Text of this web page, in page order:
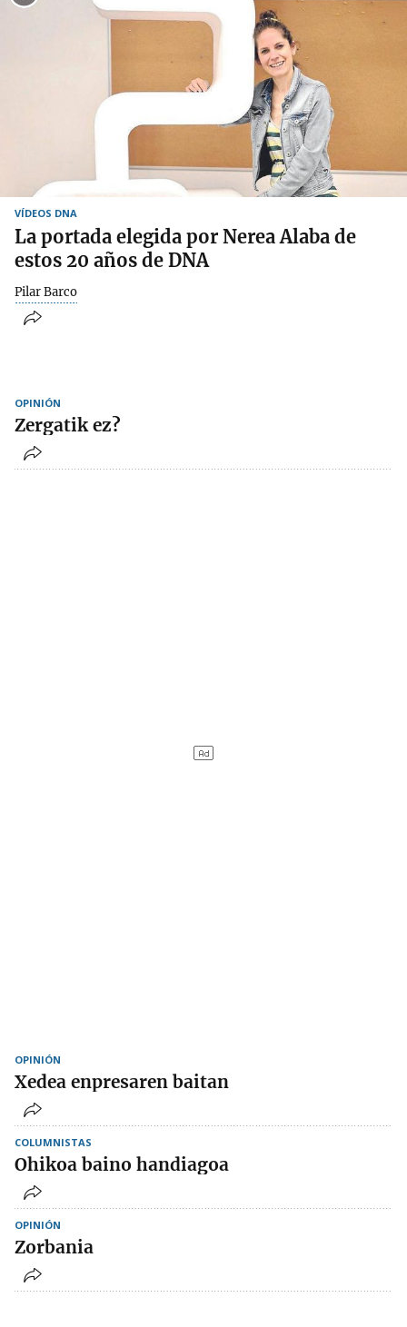
VÍDEOS DNA
La portada elegida por Nerea Alaba de
estos 20 años de DNA
Pilar Barco
OPINIÓN
Zergatik ez?
OPINIÓN
Xedea enpresaren baitan
COLUMNISTAS
Ohikoa baino handiagoa
OPINIÓN
Zorbania